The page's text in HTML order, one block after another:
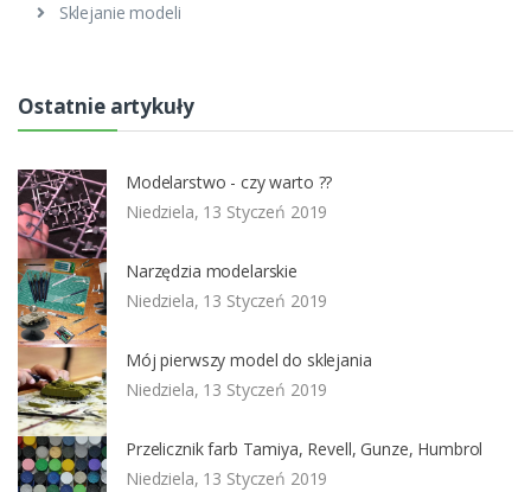
Sklejanie modeli
Ostatnie artykuły
Modelarstwo - czy warto ??
Niedziela, 13 Styczeń 2019
Narzędzia modelarskie
Niedziela, 13 Styczeń 2019
Mój pierwszy model do sklejania
Niedziela, 13 Styczeń 2019
Przelicznik farb Tamiya, Revell, Gunze, Humbrol
Niedziela, 13 Styczeń 2019